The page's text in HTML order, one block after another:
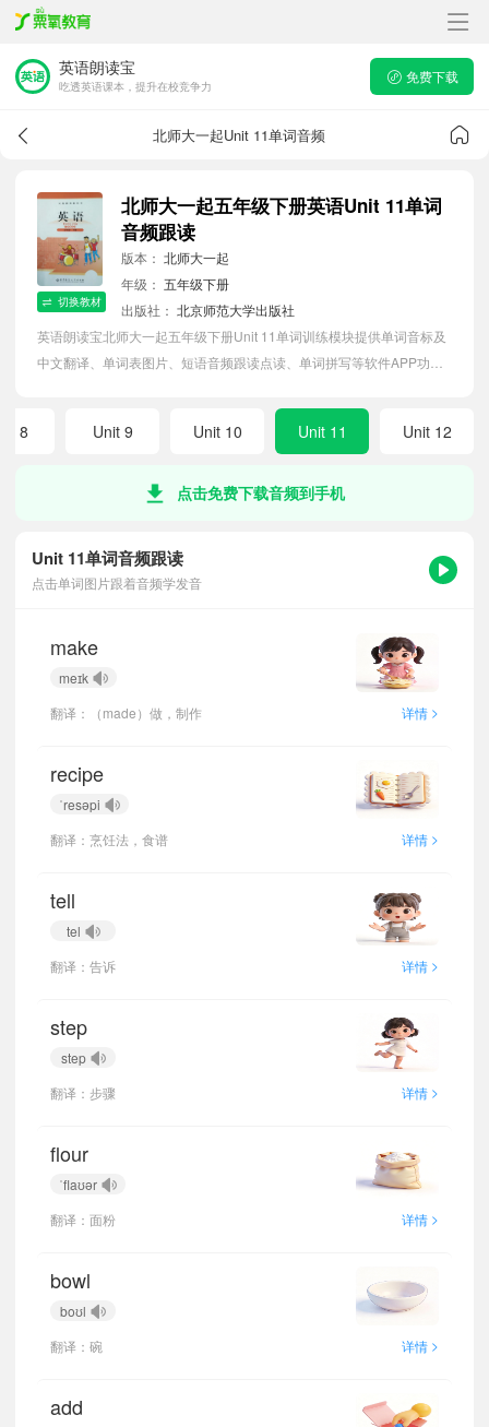
英语朗读宝
吃透英语课本，提升在校竞争力
免费下载
北师大一起Unit 11单词音频
切换教材
北师大一起五年级下册英语Unit 11单词
音频跟读
版本： 北师大一起
年级： 五年级下册
出版社： 北京师范大学出版社
英语朗读宝北师大一起五年级下册Unit 11单词训练模块提供单词音标及
中文翻译、单词表图片、短语音频跟读点读、单词拼写等软件APP功
8 Unit 9 Unit 10 Unit 11 Unit 12
点击免费下载音频到手机
Unit 11单词音频跟读
点击单词图片跟着音频学发音
make
meɪk
翻译：（made）做，制作
详情 >
recipe
ˈresəpi
翻译：烹饪法，食谱
详情 >
tell
tel
翻译：告诉
详情 >
step
step
翻译：步骤
详情 >
flour
ˈflaʊər
翻译：面粉
详情 >
bowl
boʊl
翻译：碗
详情 >
add